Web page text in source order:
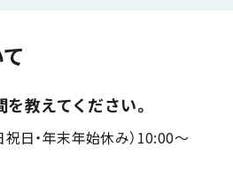
教えてください。
日・年末年始休み）10:00～